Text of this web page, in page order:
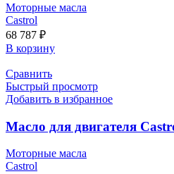
Моторные масла
Castrol
68 787 ₽
В корзину
Сравнить
Быстрый просмотр
Добавить в избранное
Масло для двигателя
Моторные масла
Castrol